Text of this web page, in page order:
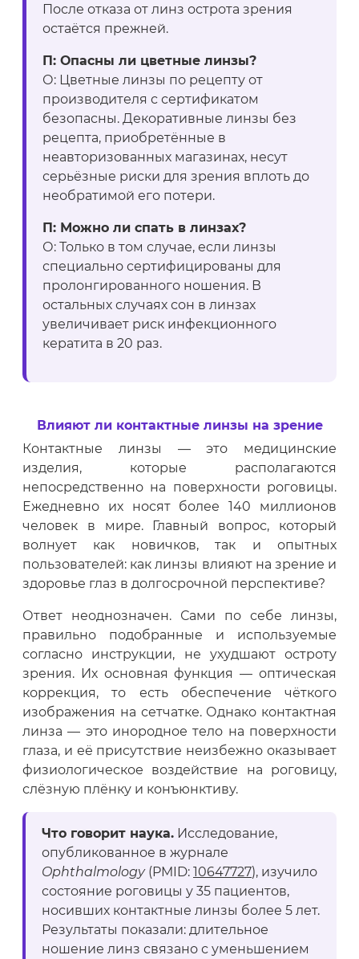
После отказа от линз острота зрения
остаётся прежней.
П: Опасны ли цветные линзы?
О: Цветные линзы по рецепту от
производителя с сертификатом
безопасны. Декоративные линзы без
рецепта, приобретённые в
неавторизованных магазинах, несут
серьёзные риски для зрения вплоть до
необратимой его потери.
П: Можно ли спать в линзах?
О: Только в том случае, если линзы
специально сертифицированы для
пролонгированного ношения. В
остальных случаях сон в линзах
увеличивает риск инфекционного
кератита в 20 раз.
Влияют ли контактные линзы на зрение
Контактные линзы — это медицинские
изделия, которые располагаются
непосредственно на поверхности роговицы.
Ежедневно их носят более 140 миллионов
человек в мире. Главный вопрос, который
волнует как новичков, так и опытных
пользователей: как линзы влияют на зрение и
здоровье глаз в долгосрочной перспективе?
Ответ неоднозначен. Сами по себе линзы,
правильно подобранные и используемые
согласно инструкции, не ухудшают остроту
зрения. Их основная функция — оптическая
коррекция, то есть обеспечение чёткого
изображения на сетчатке. Однако контактная
линза — это инородное тело на поверхности
глаза, и её присутствие неизбежно оказывает
физиологическое воздействие на роговицу,
слёзную плёнку и конъюнктиву.
Что говорит наука. Исследование,
опубликованное в журнале
Ophthalmology(PMID: 10647727), изучило
состояние роговицы у 35 пациентов,
носивших контактные линзы более 5 лет.
Результаты показали: длительное
ношение линз связано с уменьшением